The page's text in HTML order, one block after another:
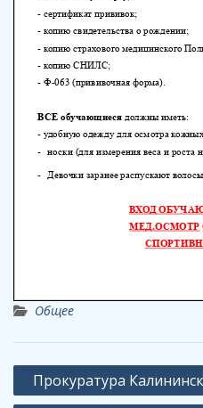
Общее
Навигация
по
Прокуратура